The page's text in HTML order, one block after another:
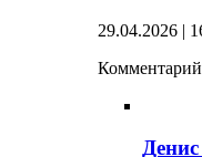
29.04.2026 |